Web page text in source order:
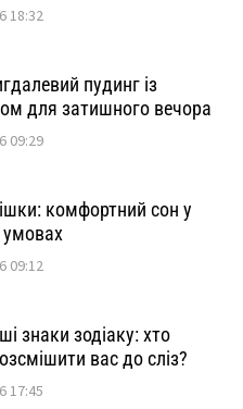
18:32
пудинг із
для затишного вечора
09:29
комфортний сон у
умовах
09:12
знаки зодіаку: хто
вас до сліз?
17:45